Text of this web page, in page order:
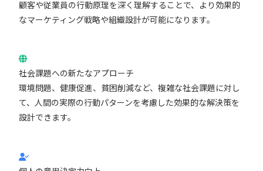
顧客や従業員の行動原理を深く理解することで、より効果的
なマーケティング戦略や組織設計が可能になります。
社会課題への新たなアプローチ
環境問題、健康促進、貧困削減など、複雑な社会課題に対し
て、人間の実際の行動パターンを考慮した効果的な解決策を
設計できます。